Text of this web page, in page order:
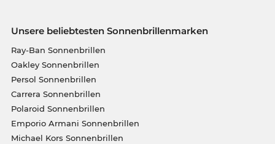
Unsere beliebtesten Sonnenbrillenmarken
Ray-Ban Sonnenbrillen
Oakley Sonnenbrillen
Persol Sonnenbrillen
Carrera Sonnenbrillen
Polaroid Sonnenbrillen
Emporio Armani Sonnenbrillen
Michael Kors Sonnenbrillen